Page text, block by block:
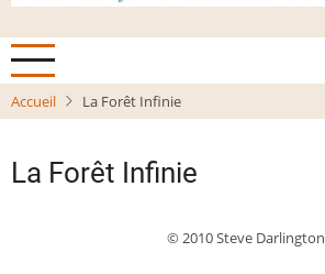
Accueil La Forêt Infinie
La Forêt Infinie
© 2010 Steve Darlington